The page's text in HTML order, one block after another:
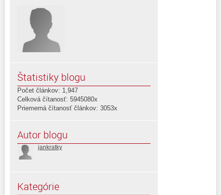
Štatistiky blogu
Počet článkov: 1,947
Celková čítanosť: 5945080x
Priemerná čítanosť článkov: 3053x
Autor blogu
jankratky
Kategórie